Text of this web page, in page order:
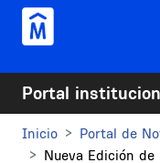
Pasar al contenido
Portal
Inicio Portal de
Nueva Edición